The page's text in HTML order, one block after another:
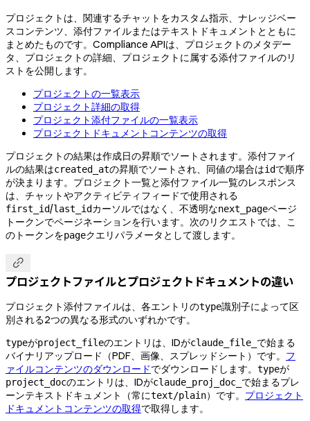
プロジェクトは、関連するチャットをカスタム指示、ナレッジベー
スコンテンツ、添付ファイルまたはテキストドキュメントとともに
まとめたものです。Compliance APIは、プロジェクトのメタデー
タ、プロジェクトの詳細、プロジェクトに属する添付ファイルのリ
ストを公開します。
プロジェクトの一覧表示
プロジェクト詳細の取得
プロジェクト添付ファイルの一覧表示
プロジェクトドキュメントコンテンツの取得
プロジェクトの結果は作成日の昇順でソートされます。添付ファイ
ルの結果はcreated_atの昇順でソートされ、同値の場合はidで順序
が決まります。プロジェクト一覧と添付ファイル一覧のレスポンス
は、チャットやアクティビティフィードで使用される
first_id/last_idカーソルではなく、不透明なnext_pageページ
トークンでページネーションを行います。次のリクエストでは、こ
のトークンをpageクエリパラメータとして渡します。

プロジェクトファイルとプロジェクトドキュメントの違い
プロジェクト添付ファイルは、各エントリのtype識別子によって区
別される2つの異なる形式のいずれかです。
typeがproject_fileのエントリは、IDがclaude_file_ で始まる
バイナリアップロード（PDF、画像、スプレッドシート）です。 フ
ァイルコンテンツのダウンロードでダウンロードします。 typeが
project_docのエントリは、IDがclaude_proj_doc_ で始まるプレ
ーンテキストドキュメント（常にtext/plain）です。 プロジェクト
ドキュメントコンテンツの取得で取得します。